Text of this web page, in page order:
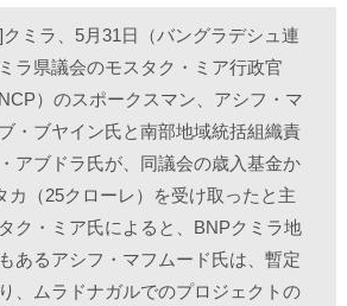
て
印
(
し
い
ウ
ィ
ン
ド
で
き
す
)
ミラ、5月31日（バングラデシュ連
ラ県議会のモスタク・ミア行政官
）のスポークスマン、アシフ・マ
・ブヤイン氏と南部地域統括組織責
アブドラ氏が、同議会の歳入基金か
カ（25クローレ）を受け取ったと主
ク・ミア氏によると、BNPクミラ地
あるアシフ・マフムード氏は、暫定
、ムラドナガルでのプロジェクトの